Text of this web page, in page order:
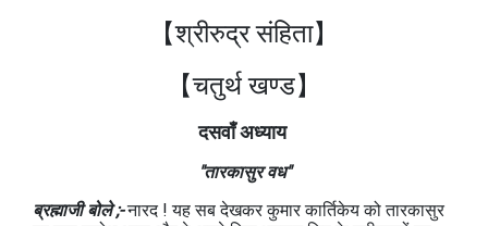
【श्रीरुद्र संहिता】
【चतुर्थ खण्ड】
दसवाँ अध्याय
"तारकासुर वध"
ब्रह्माजी बोले ;-नारद ! यह सब देखकर कुमार कार्तिकेय को तारकासुर